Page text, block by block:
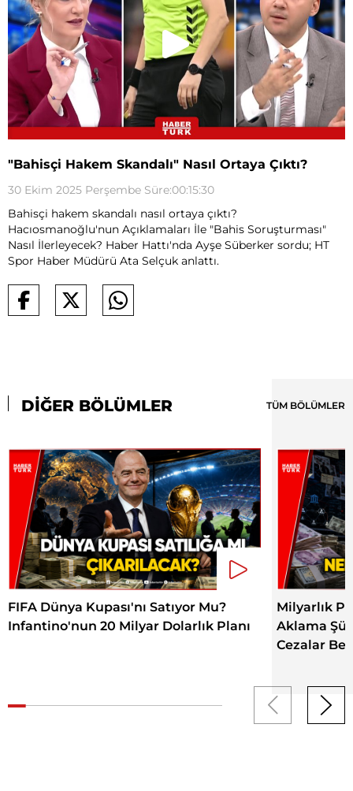
"Bahisçi Hakem Skandalı" Nasıl Ortaya Çıktı?
30 Ekim 2025 Perşembe Süre:00:15:30
Bahisçi hakem skandalı nasıl ortaya çıktı?
Hacıosmanoğlu'nun Açıklamaları İle "Bahis Soruşturması"
Nasıl İlerleyecek? Haber Hattı'nda Ayşe Süberker sordu; HT
Spor Haber Müdürü Ata Selçuk anlattı.
DİĞER BÖLÜMLER TÜM BÖLÜMLER
FIFA Dünya Kupası'nı Satıyor Mu?
Infantino'nun 20 Milyar Dolarlık Planı
Milyarlık
Aklama
Cezalar